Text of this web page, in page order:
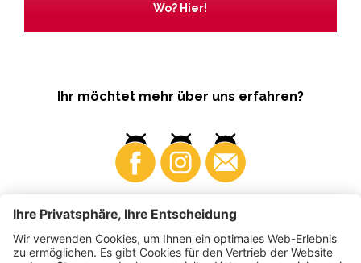
Wo? Hier!
Ihr möchtet mehr über uns erfahren?
Business Produzenten